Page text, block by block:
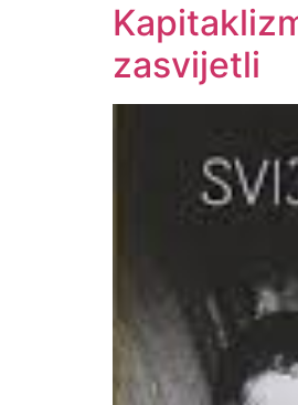
zasvijetli